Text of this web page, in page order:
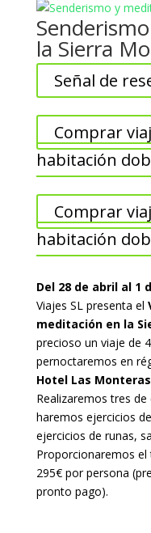
la Sierra
Señal de
Comprar
habitación
Comprar
habitación
Del 28 de abril al 1
Viajes SL presenta el
meditación en la
precioso un viaje de
pernoctaremos en
Hotel Las
Realizaremos tres
haremos ejercicios
ejercicios de runas,
Proporcionaremos
295€ por persona
pronto pago).